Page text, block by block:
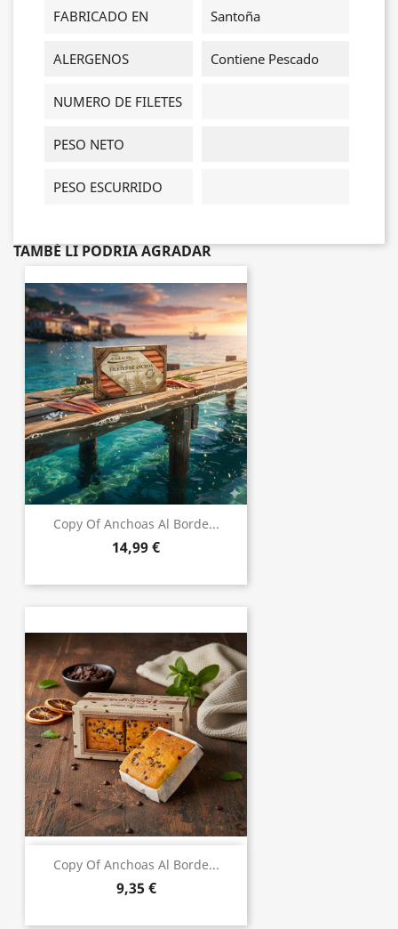
FABRICADO EN Santoña
ALERGENOS Contiene Pescado
NUMERO DE FILETES
PESO NETO
PESO ESCURRIDO
TAMBÉ LI PODRIA AGRADAR
Copy Of Anchoas Al Borde...
14,99 €
Copy Of Anchoas Al Borde...
9,35 €